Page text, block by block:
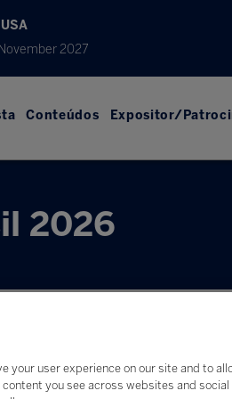
2027
Conteúdos Expositor/
2026
your user experience on our site and to
you see across websites and social